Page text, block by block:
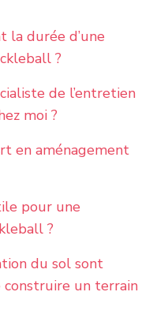
la durée d’une
?
de l’entretien
moi ?
en aménagement
pour une
?
du sol sont
construire un terrain